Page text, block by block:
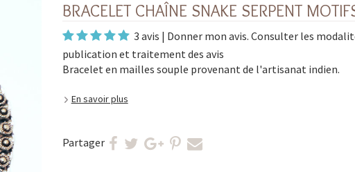
BRACELET CHAÎNE SNAKE SERPENT
3 avis | Donner mon avis. Consulter les
publication et traitement des avis
Bracelet en mailles souple provenant de l'artisanat indien.
En savoir plus
Partager